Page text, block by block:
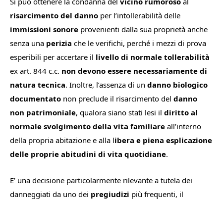
risarcimento del danno per l’intollerabilità delle
immissioni sonore provenienti dalla sua proprietà anche
senza una perizia che le verifichi, perché i mezzi di prova
esperibili per accertare il livello di normale tollerabilità
ex art. 844 c.c. non devono essere necessariamente di
natura tecnica. Inoltre, l’assenza di un danno biologico
documentato non preclude il risarcimento del danno
non patrimoniale, qualora siano stati lesi il diritto al
normale svolgimento della vita familiare all’interno
della propria abitazione e alla libera e piena esplicazione
delle proprie abitudini di vita quotidiane.
E’ una decisione particolarmente rilevante a tutela dei
danneggiati da uno dei pregiudizi più frequenti, il